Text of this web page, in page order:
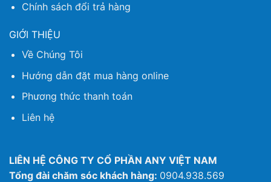
Chính sách đổi trả hàng
GIỚI THIỆU
Về Chúng Tôi
Hướng dẫn đặt mua hàng online
Phương thức thanh toán
Liên hệ
LIÊN HỆ CÔNG TY CỔ PHẦN ANY VIỆT NAM
Tổng đài chăm sóc khách hàng: 0904.938.569